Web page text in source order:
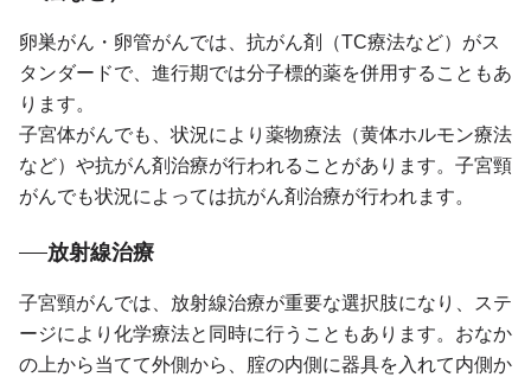
卵巣がん・卵管がんでは、抗がん剤（TC療法など）がス
タンダードで、進行期では分子標的薬を併用することもあ
ります。
子宮体がんでも、状況により薬物療法（黄体ホルモン療法
など）や抗がん剤治療が行われることがあります。子宮頸
がんでも状況によっては抗がん剤治療が行われます。
放射線治療
子宮頸がんでは、放射線治療が重要な選択肢になり、ステ
ージにより化学療法と同時に行うこともあります。おなか
の上から当てて外側から、腟の内側に器具を入れて内側か